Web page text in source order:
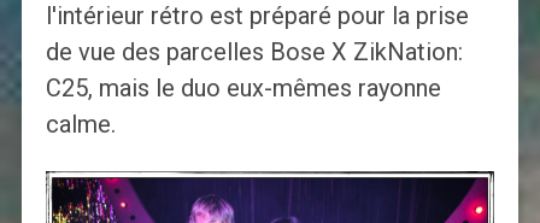
l'intérieur rétro est préparé pour la prise
de vue des parcelles Bose X ZikNation:
C25, mais le duo eux-mêmes rayonne
calme.